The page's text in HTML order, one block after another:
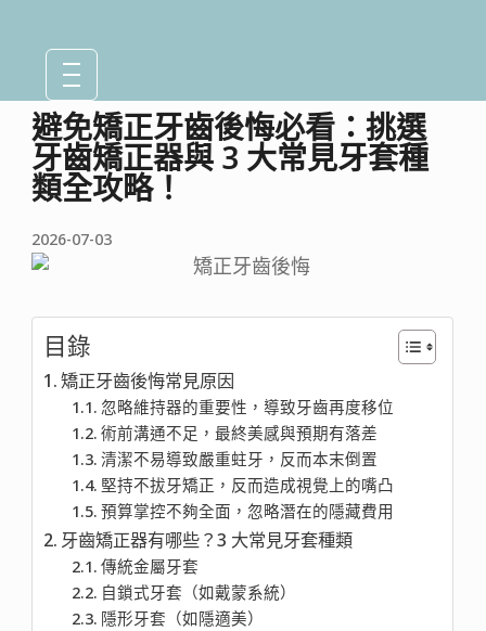
避免矯正牙齒後悔必看：挑選
牙齒矯正器與 3 大常見牙套種
類全攻略！
2026-07-03
目錄
矯正牙齒後悔常見原因
忽略維持器的重要性，導致牙齒再度移位
術前溝通不足，最終美感與預期有落差
清潔不易導致嚴重蛀牙，反而本末倒置
堅持不拔牙矯正，反而造成視覺上的嘴凸
預算掌控不夠全面，忽略潛在的隱藏費用
牙齒矯正器有哪些？3 大常見牙套種類
傳統金屬牙套
自鎖式牙套（如戴蒙系統）
隱形牙套（如隱適美）